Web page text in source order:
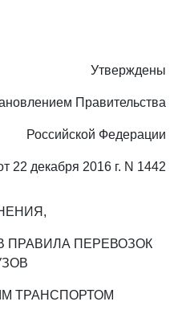
Утверждены
Правительства
Российской Федерации
22 декабря 2016 г. N 1442
ПРАВИЛА ПЕРЕВОЗОК
ТРАНСПОРТОМ